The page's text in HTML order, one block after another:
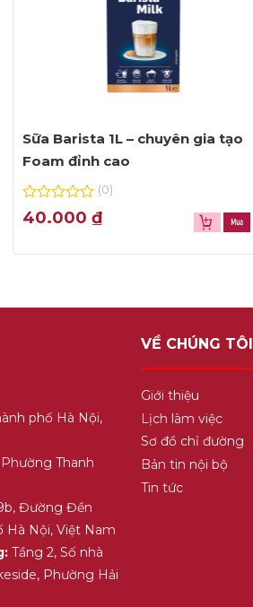
Sữa Barista 1L – chuyên gia tạo
Foam đỉnh cao
0
out
5
(0)
40.000₫
phố Hà Nội,
Thanh
Đường Đền
Hà Nội, Việt Nam
Tầng 2, Số nhà
Phường Hải
VỀ CHÚNG TÔI
Giới thiệu
Lịch làm việc
Sơ đồ chỉ đường
Bản tin nội bộ
Tin tức